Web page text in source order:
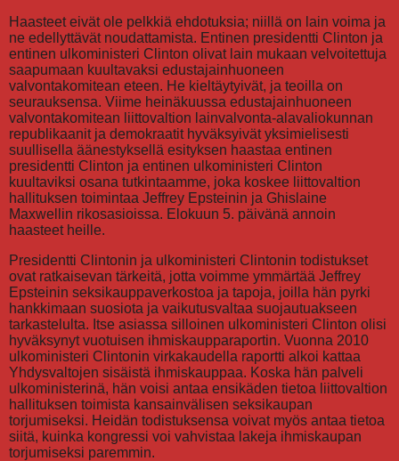
Haasteet eivät ole pelkkiä ehdotuksia; niillä on lain voima ja
ne edellyttävät noudattamista. Entinen presidentti Clinton ja
entinen ulkoministeri Clinton olivat lain mukaan velvoitettuja
saapumaan kuultavaksi edustajainhuoneen
valvontakomitean eteen. He kieltäytyivät, ja teoilla on
seurauksensa. Viime heinäkuussa edustajainhuoneen
valvontakomitean liittovaltion lainvalvonta-alavaliokunnan
republikaanit ja demokraatit hyväksyivät yksimielisesti
suullisella äänestyksellä esityksen haastaa entinen
presidentti Clinton ja entinen ulkoministeri Clinton
kuultaviksi osana tutkintaamme, joka koskee liittovaltion
hallituksen toimintaa Jeffrey Epsteinin ja Ghislaine
Maxwellin rikosasioissa. Elokuun 5. päivänä annoin
haasteet heille.
Presidentti Clintonin ja ulkoministeri Clintonin todistukset
ovat ratkaisevan tärkeitä, jotta voimme ymmärtää Jeffrey
Epsteinin seksikauppaverkostoa ja tapoja, joilla hän pyrki
hankkimaan suosiota ja vaikutusvaltaa suojautuakseen
tarkastelulta. Itse asiassa silloinen ulkoministeri Clinton olisi
hyväksynyt vuotuisen ihmiskaupparaportin. Vuonna 2010
ulkoministeri Clintonin virkakaudella raportti alkoi kattaa
Yhdysvaltojen sisäistä ihmiskauppaa. Koska hän palveli
ulkoministerinä, hän voisi antaa ensikäden tietoa liittovaltion
hallituksen toimista kansainvälisen seksikaupan
torjumiseksi. Heidän todistuksensa voivat myös antaa tietoa
siitä, kuinka kongressi voi vahvistaa lakeja ihmiskaupan
torjumiseksi paremmin.